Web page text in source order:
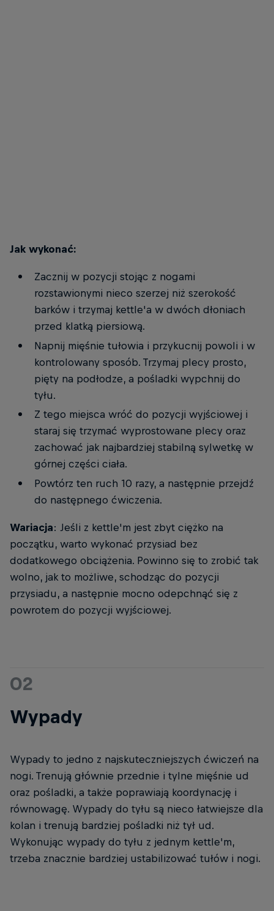
Jak wykonać:
Zacznij w pozycji stojąc z nogami
rozstawionymi nieco szerzej niż szerokość
barków i trzymaj kettle'a w dwóch dłoniach
przed klatką piersiową.
Napnij mięśnie tułowia i przykucnij powoli i w
kontrolowany sposób. Trzymaj plecy prosto,
pięty na podłodze, a pośladki wypchnij do
tyłu.
Z tego miejsca wróć do pozycji wyjściowej i
staraj się trzymać wyprostowane plecy oraz
zachować jak najbardziej stabilną sylwetkę w
górnej części ciała.
Powtórz ten ruch 10 razy, a następnie przejdź
do następnego ćwiczenia.
Wariacja: Jeśli z kettle'm jest zbyt ciężko na
początku, warto wykonać przysiad bez
dodatkowego obciążenia. Powinno się to zrobić tak
wolno, jak to możliwe, schodząc do pozycji
przysiadu, a następnie mocno odepchnąć się z
powrotem do pozycji wyjściowej.
02
Wypady
Wypady to jedno z najskuteczniejszych ćwiczeń na
nogi. Trenują głównie przednie i tylne mięśnie ud
oraz pośladki, a także poprawiają koordynację i
równowagę. Wypady do tyłu są nieco łatwiejsze dla
kolan i trenują bardziej pośladki niż tył ud.
Wykonując wypady do tyłu z jednym kettle'm,
trzeba znacznie bardziej ustabilizować tułów i nogi.